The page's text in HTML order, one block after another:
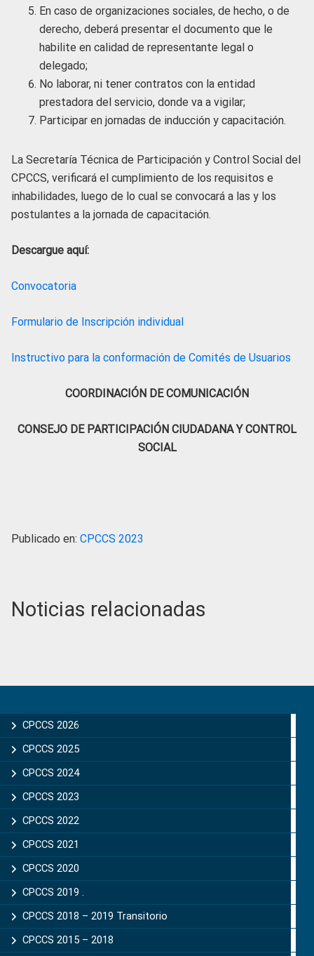
En caso de organizaciones sociales, de hecho, o de
derecho, deberá presentar el documento que le
habilite en calidad de representante legal o
delegado;
No laborar, ni tener contratos con la entidad
prestadora del servicio, donde va a vigilar;
Participar en jornadas de inducción y capacitación.
La Secretaría Técnica de Participación y Control Social del
CPCCS, verificará el cumplimiento de los requisitos e
inhabilidades, luego de lo cual se convocará a las y los
postulantes a la jornada de capacitación.
Descargue aquí:
Convocatoria
Formulario de Inscripción individual
Instructivo para la conformación de Comités de Usuarios
COORDINACIÓN DE COMUNICACIÓN
CONSEJO DE PARTICIPACIÓN CIUDADANA Y CONTROL
SOCIAL
Publicado en: CPCCS 2023
Noticias relacionadas
Sidebar
CPCCS 2026
CPCCS 2025
CPCCS 2024
CPCCS 2023
CPCCS 2022
CPCCS 2021
CPCCS 2020
CPCCS 2019 .
CPCCS 2018 – 2019 Transitorio
CPCCS 2015 – 2018